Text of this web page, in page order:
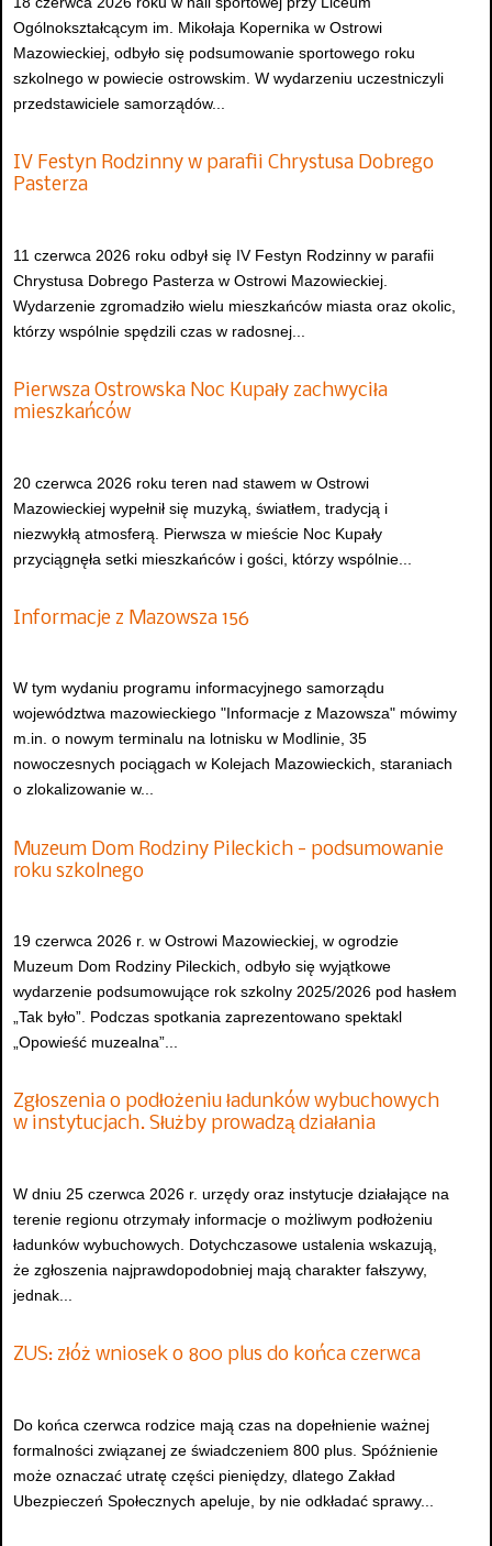
Ogólnokształcącym im. Mikołaja Kopernika w Ostrowi
Mazowieckiej, odbyło się podsumowanie sportowego roku
szkolnego w powiecie ostrowskim. W wydarzeniu uczestniczyli
przedstawiciele samorządów...
IV Festyn Rodzinny w parafii Chrystusa Dobrego
Pasterza
11 czerwca 2026 roku odbył się IV Festyn Rodzinny w parafii
Chrystusa Dobrego Pasterza w Ostrowi Mazowieckiej.
Wydarzenie zgromadziło wielu mieszkańców miasta oraz okolic,
którzy wspólnie spędzili czas w radosnej...
Pierwsza Ostrowska Noc Kupały zachwyciła
mieszkańców
20 czerwca 2026 roku teren nad stawem w Ostrowi
Mazowieckiej wypełnił się muzyką, światłem, tradycją i
niezwykłą atmosferą. Pierwsza w mieście Noc Kupały
przyciągnęła setki mieszkańców i gości, którzy wspólnie...
Informacje z Mazowsza 156
W tym wydaniu programu informacyjnego samorządu
województwa mazowieckiego "Informacje z Mazowsza" mówimy
m.in. o nowym terminalu na lotnisku w Modlinie, 35
nowoczesnych pociągach w Kolejach Mazowieckich, staraniach
o zlokalizowanie w...
Muzeum Dom Rodziny Pileckich - podsumowanie
roku szkolnego
19 czerwca 2026 r. w Ostrowi Mazowieckiej, w ogrodzie
Muzeum Dom Rodziny Pileckich, odbyło się wyjątkowe
wydarzenie podsumowujące rok szkolny 2025/2026 pod hasłem
„Tak było”. Podczas spotkania zaprezentowano spektakl
„Opowieść muzealna”...
Zgłoszenia o podłożeniu ładunków wybuchowych
w instytucjach. Służby prowadzą działania
W dniu 25 czerwca 2026 r. urzędy oraz instytucje działające na
terenie regionu otrzymały informacje o możliwym podłożeniu
ładunków wybuchowych. Dotychczasowe ustalenia wskazują,
że zgłoszenia najprawdopodobniej mają charakter fałszywy,
jednak...
ZUS: złóż wniosek o 800 plus do końca czerwca
Do końca czerwca rodzice mają czas na dopełnienie ważnej
formalności związanej ze świadczeniem 800 plus. Spóźnienie
może oznaczać utratę części pieniędzy, dlatego Zakład
Ubezpieczeń Społecznych apeluje, by nie odkładać sprawy...